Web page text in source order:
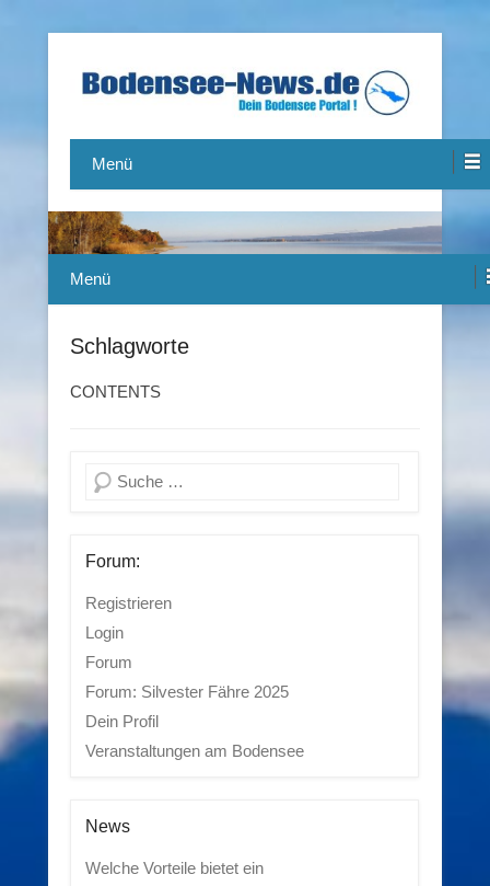
Bodensee-News.de
Menü
Menü
Schlagworte
CONTENTS
Suchen
Forum:
Registrieren
Login
Forum
Forum: Silvester Fähre 2025
Dein Profil
Veranstaltungen am Bodensee
News
Welche Vorteile bietet ein